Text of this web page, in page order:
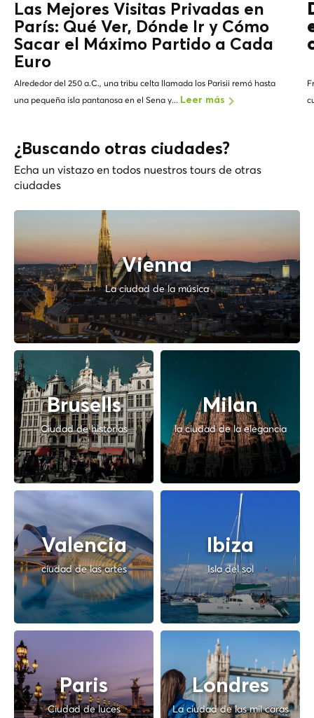
Las Mejores Visitas Privadas en
París: Qué Ver, Dónde Ir y Cómo
Sacar el Máximo Partido a Cada
Euro
Alrededor del 250 a.C., una tribu celta llamada los Parisii remó hasta
una pequeña isla pantanosa en el Sena y... Leer más
¿Buscando otras ciudades?
Echa un vistazo en todos nuestros tours de otras
ciudades
Vienna
La ciudad de la música
Brusells
Ciudad de historias
Milan
la ciudad de la elegancia
Valencia
ciudad de las artes
Ibiza
Isla del sol
Paris
Ciudad de luces
Londres
La ciudad de las mil caras